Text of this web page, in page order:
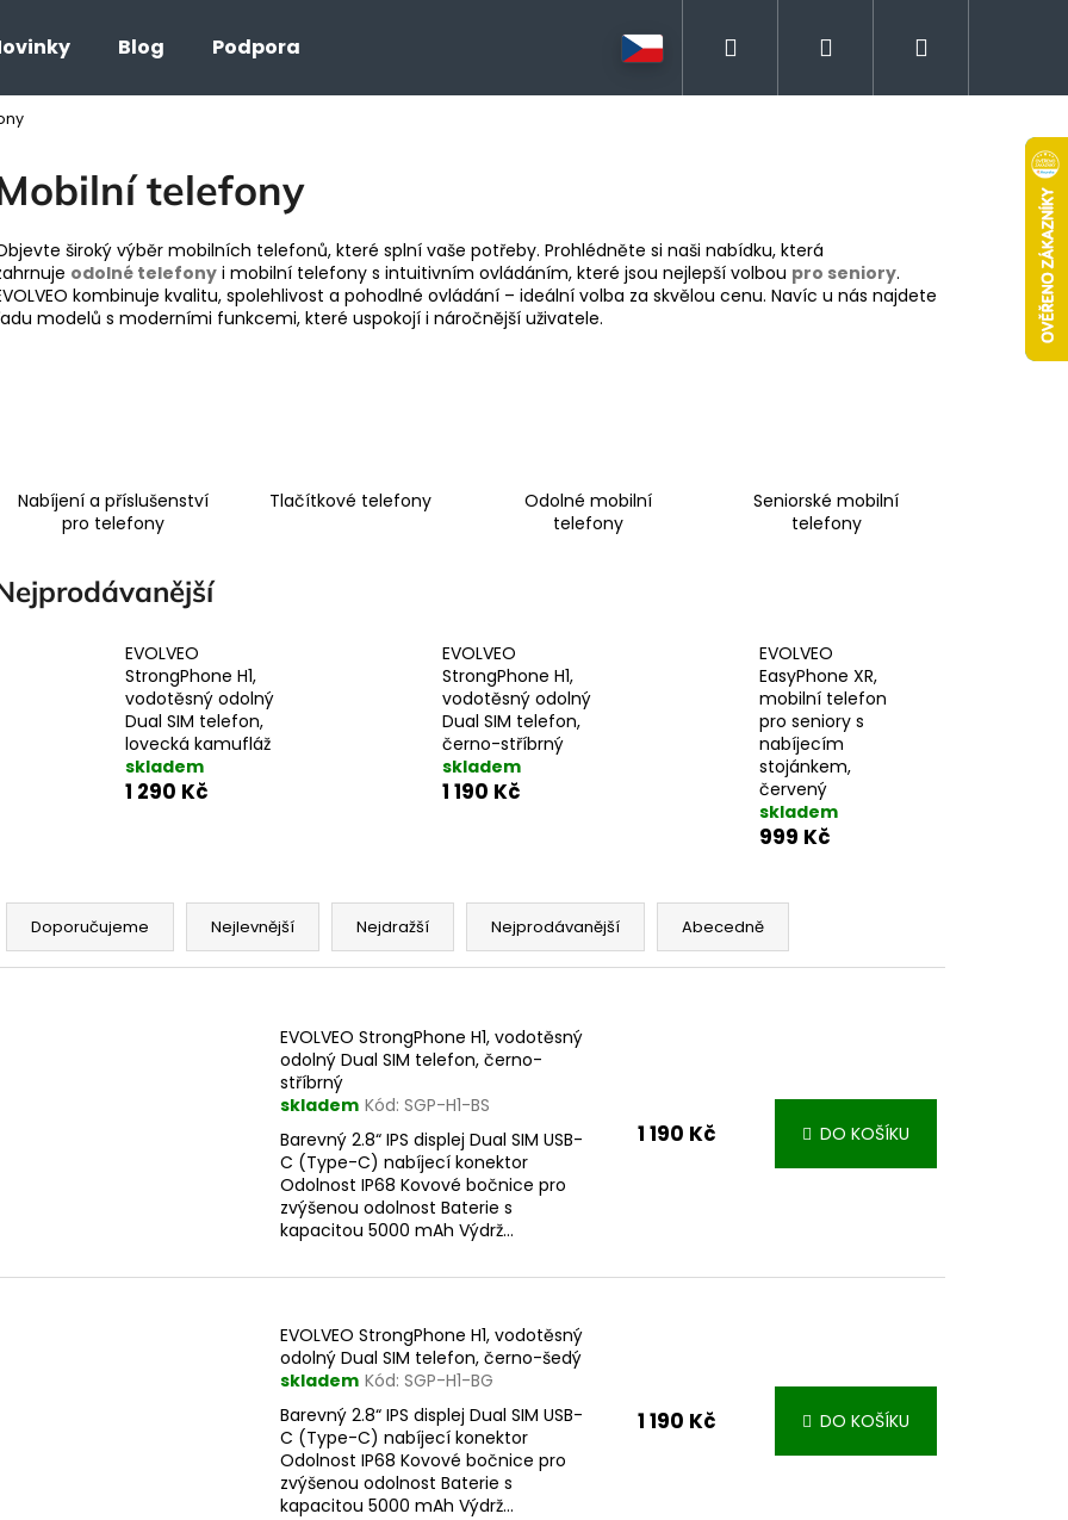
Blog Podpora Přihlášení
telefony
široký výběr mobilních telefonů, které splní vaše potřeby. Prohlédněte si naši nabídku, která
odolné telefony i mobilní telefony s intuitivním ovládáním, které jsou nejlepší volbou pro seniory.
kombinuje kvalitu, spolehlivost a pohodlné ovládání – ideální volba za skvělou cenu. Navíc u nás najdete
modelů s moderními funkcemi, které uspokojí i náročnější uživatele.
Nabíjení a příslušenství
pro telefony
Tlačítkové telefony
Odolné mobilní
telefony
Seniorské mobilní
telefony
EVOLVEO
StrongPhone H1,
vodotěsný odolný
Dual SIM telefon,
lovecká kamufláž
skladem
1 290 Kč
EVOLVEO
StrongPhone H1,
vodotěsný odolný
Dual SIM telefon,
černo-stříbrný
skladem
1 190 Kč
EVOLVEO
EasyPhone XR,
mobilní telefon
pro seniory s
nabíjecím
stojánkem,
červený
skladem
999 Kč
Doporučujeme Nejlevnější Nejdražší Nejprodávanější Abecedně
EVOLVEO StrongPhone H1, vodotěsný
odolný Dual SIM telefon, černo-
stříbrný
skladem Kód: SGP-H1-BS
Barevný 2.8“ IPS displej Dual SIM USB-
C (Type-C) nabíjecí konektor
Odolnost IP68 Kovové bočnice pro
zvýšenou odolnost Baterie s
kapacitou 5000 mAh Výdrž...
1 190 Kč DO KOŠÍKU
EVOLVEO StrongPhone H1, vodotěsný
odolný Dual SIM telefon, černo-šedý
skladem Kód: SGP-H1-BG
Barevný 2.8“ IPS displej Dual SIM USB-
C (Type-C) nabíjecí konektor
Odolnost IP68 Kovové bočnice pro
zvýšenou odolnost Baterie s
kapacitou 5000 mAh Výdrž...
1 190 Kč DO KOŠÍKU